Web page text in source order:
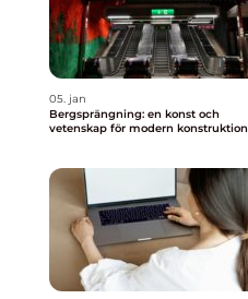
05. jan
Bergsprängning: en konst och
vetenskap för modern konstruktion